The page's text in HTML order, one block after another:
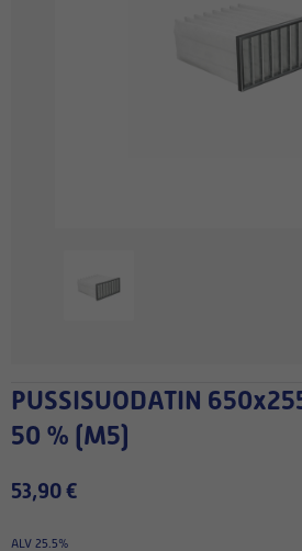
PUSSISUODATIN 650x255-150/8 ePM10
50 % (M5)
53,90 €
ALV 25.5%